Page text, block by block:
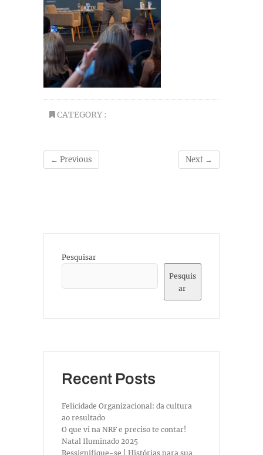
CATEGORY :
← Previous Next →
Pesquisar
Pesquis
ar
Recent Posts
Felicidade Organizacional: da cultura
ao resultado
O que vi na NRF e preciso te contar!
Natal Iluminado 2025
Ressignifique-se | Histórias para sua